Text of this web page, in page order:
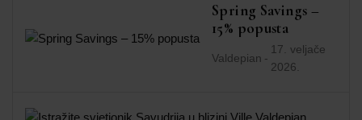
Spring Savings –
15% popusta
Valdepian -
17. veljače
2026.